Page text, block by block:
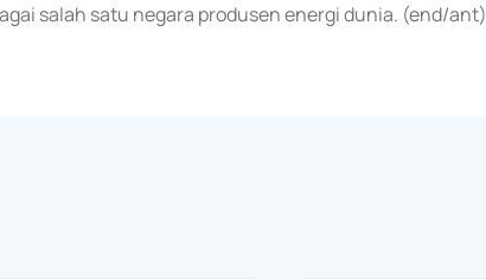
salah satu negara produsen energi dunia. (end/ant)